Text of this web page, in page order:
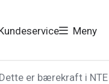
Meny
Dette er bærekraft i NTE